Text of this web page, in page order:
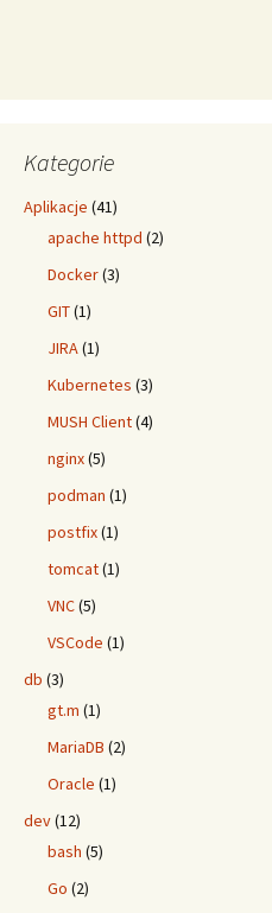
Kategorie
Aplikacje (41)
apache httpd (2)
Docker(3)
GIT(1)
JIRA(1)
Kubernetes (3)
MUSH Client(4)
nginx(5)
podman (1)
postfix(1)
tomcat(1)
VNC(5)
VSCode (1)
db (3)
gt.m (1)
MariaDB (2)
Oracle (1)
dev(12)
bash (5)
Go (2)